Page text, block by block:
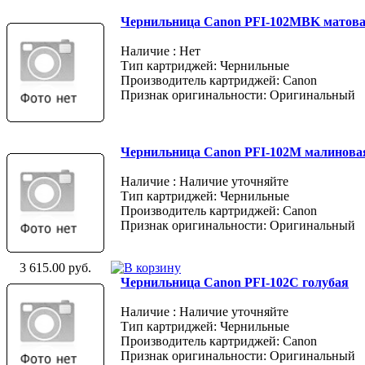
Чернильница Canon PFI-102MBK
Наличие : Нет
Тип картриджей: Чернильные
Производитель картриджей: Canon
Признак оригинальности: Оригинальный
Чернильница Canon PFI-102M
Наличие : Наличие уточняйте
Тип картриджей: Чернильные
Производитель картриджей: Canon
Признак оригинальности: Оригинальный
3 615.00 руб.
Чернильница Canon PFI-102C голубая
Наличие : Наличие уточняйте
Тип картриджей: Чернильные
Производитель картриджей: Canon
Признак оригинальности: Оригинальный